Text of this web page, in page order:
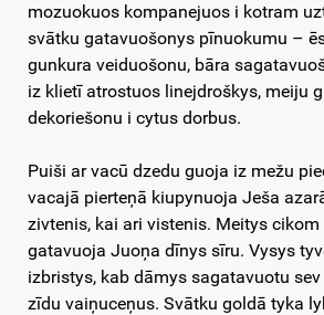
mozuokuos kompanejuos i kotram
svātku gatavuošonys pīnuokumu –
gunkura veiduošonu, bāra
iz klietī atrostuos linejdroškys, meiju
dekoriešonu i cytus dorbus.
Puiši ar vacū dzedu guoja iz mežu
vacajā pierteņā kiupynuoja Ješa
zivtenis, kai ari vistenis. Meitys
gatavuoja Juoņa dīnys sīru. Vysys
izbristys, kab dāmys sagatavuotu
zīdu vaiņuceņus. Svātku goldā tyka